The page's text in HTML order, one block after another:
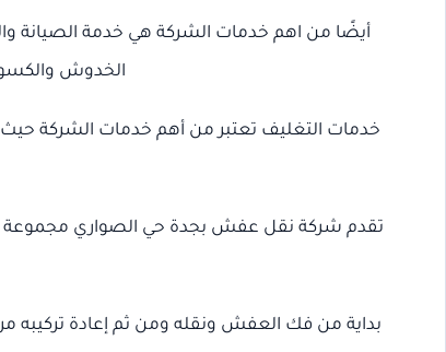
أيضًا من اهم خدمات الشركة هي خدمة الصيانة
الخدوش
خدمات التغليف تعتبر من أهم خدمات الشركة حيث
تقدم شركة نقل عفش بجدة حي الصواري مجموعة
بداية من فك العفش ونقله ومن ثم إعادة تركيبه